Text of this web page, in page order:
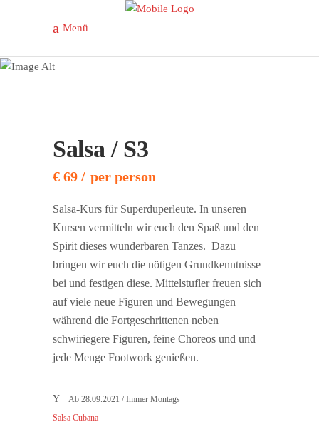
Menü
Salsa / S3
Salsa / S3
€ 69 per person
Salsa-Kurs für Superduperleute. In unseren
Kursen vermitteln wir euch den Spaß und den
Spirit dieses wunderbaren Tanzes. Dazu
bringen wir euch die nötigen Grundkenntnisse
bei und festigen diese. Mittelstufler freuen sich
auf viele neue Figuren und Bewegungen
während die Fortgeschrittenen neben
schwiriegere Figuren, feine Choreos und und
jede Menge Footwork genießen.
Ab 28.09.2021 / Immer Montags
Salsa Cubana